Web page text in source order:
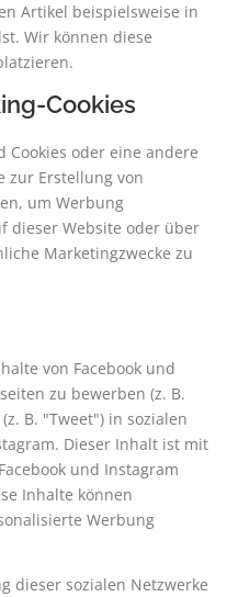
Artikel beispielsweise in
Wir können diese
Cookies
Cookies oder eine andere
zur Erstellung von
um Werbung
dieser Website oder über
Marketingzwecke zu
von Facebook und
zu bewerben (z. B.
B. "Tweet") in sozialen
Dieser Inhalt ist mit
und Instagram
Inhalte können
Werbung
dieser sozialen Netzwerke